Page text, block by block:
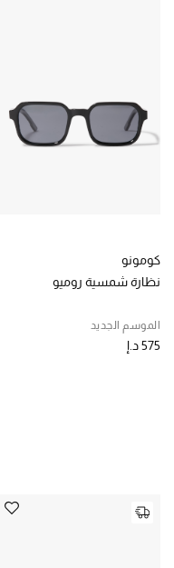
كومونو
نظارة شمسية روميو
الموسم الجديد
575 د.إ